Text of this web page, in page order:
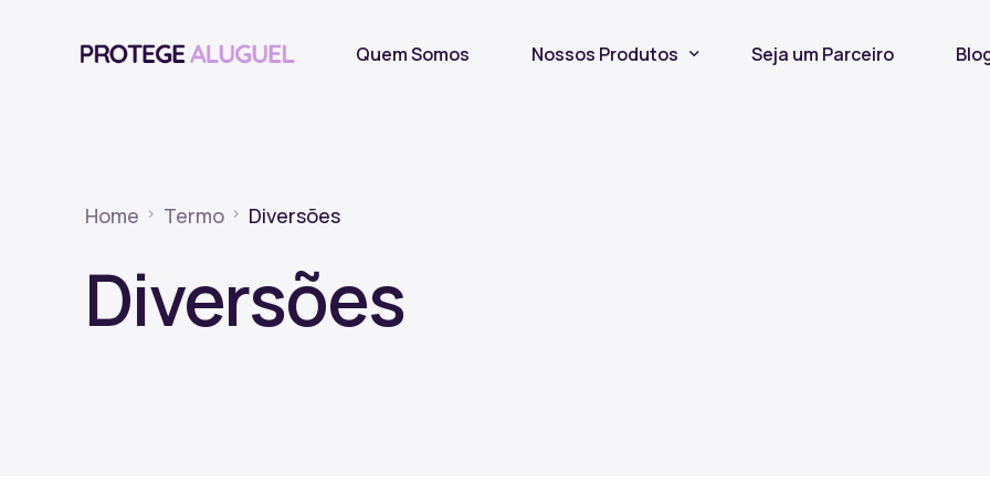
Quem Somos Nossos Produtos Seja um Parceiro
Home Termo Diversões
Diversões